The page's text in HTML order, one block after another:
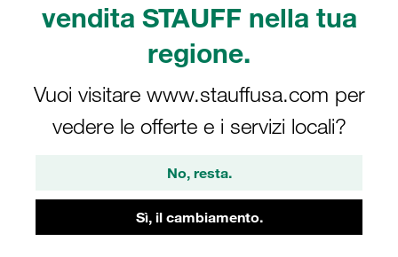
vendita STAUFF nella tua
regione.
Vuoi visitare www.stauffusa.com per
vedere le offerte e i servizi locali?
No, resta.
Sì, il cambiamento.
Registrazioni multilingua della diretta streaming STAUFF
del 22 settembre 2021